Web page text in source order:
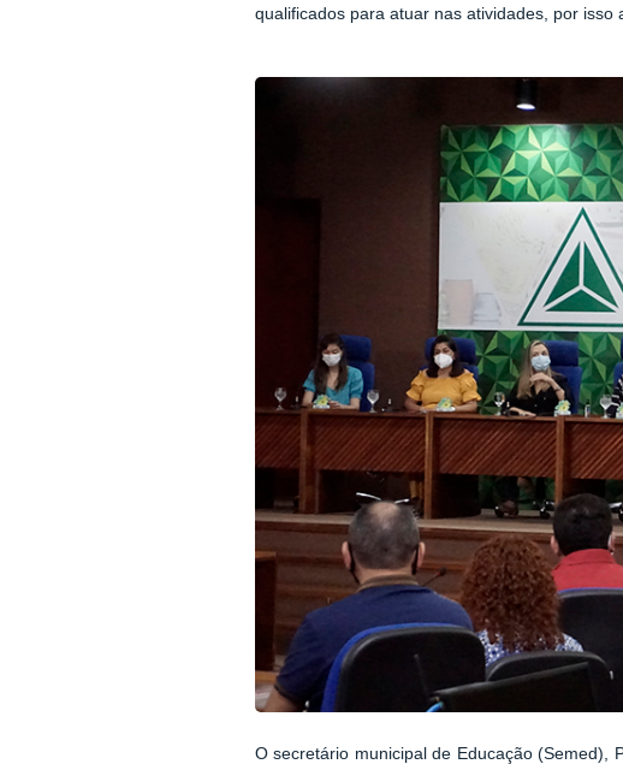
qualificados para atuar nas atividades, por
O secretário municipal de Educação (Semed),